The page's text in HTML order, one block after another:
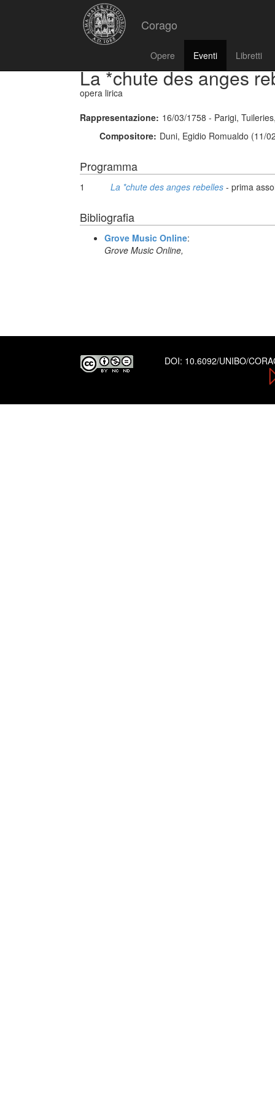
Corago
Opere Eventi Libretti
La *chute des anges
opera lirica
Rappresentazione: 16/03/1758 - Parigi,
Compositore: Duni, Egidio Romualdo (11/
Programma
1 La *chute des anges rebelles - prima
Bibliografia
Grove Music Online:
Grove Music Online,
DOI: 10.6092/UNIBO/